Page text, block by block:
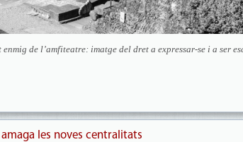
de l’amfiteatre: imatge del dret a expressar-se i a ser
les noves centralitats